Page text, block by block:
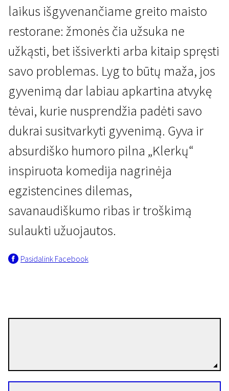
Galvok ką nori
Tinklo pabaiga
1 val. 21 min. | Komedija | N-7
laikus išgyvenančiame greito maisto
restorane: žmonės čia užsuka ne
užkąsti, bet išsiverkti arba kitaip spręsti
savo problemas. Lyg to būtų maža, jos
gyvenimą dar labiau apkartina atvykę
tėvai, kurie nusprendžia padėti savo
dukrai susitvarkyti gyvenimą. Gyva ir
absurdiško humoro pilna „Klerkų“
inspiruota komedija nagrinėja
egzistencines dilemas,
savanaudiškumo ribas ir troškimą
sulaukti užuojautos.
Pasidalink Facebook